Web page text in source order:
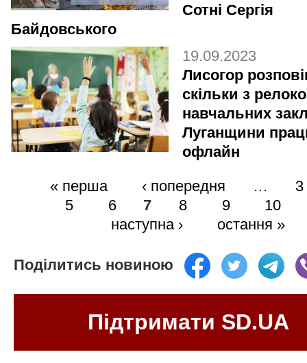
Сотні Сергія
Байдовського
19.09.2023
Лисогор
скільки з
навчальних
Луганщини
офлайн
« перша ‹ попередня …
3
5
6 7 8 9
10
наступна ›
остання »
Поділитись новиною
Підтримати SD.UA